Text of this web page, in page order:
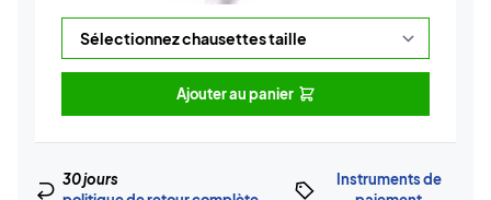
Ajouter au panier
30 jours
Instruments de